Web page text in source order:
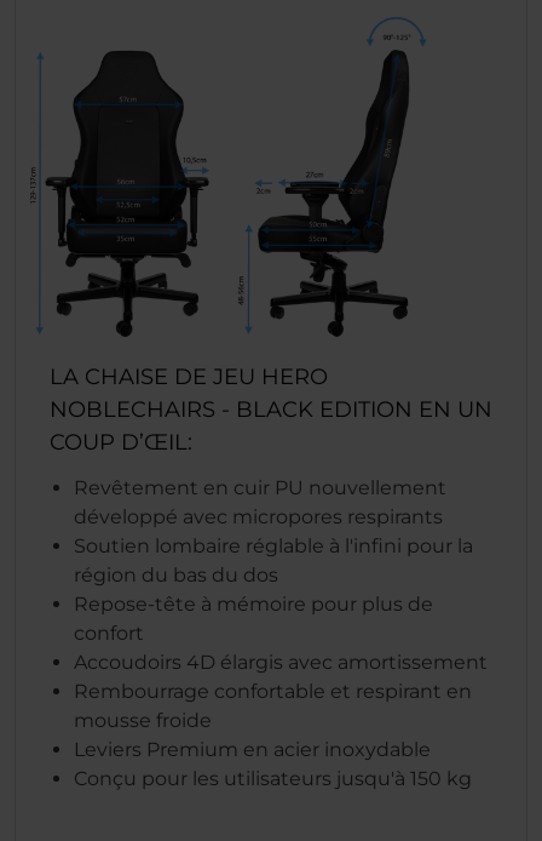
LA CHAISE DE JEU HERO
NOBLECHAIRS - BLACK EDITION EN UN
COUP D’ŒIL:
Revêtement en cuir PU nouvellement
développé avec micropores respirants
Soutien lombaire réglable à l'infini pour la
région du bas du dos
Repose-tête à mémoire pour plus de
confort
Accoudoirs 4D élargis avec amortissement
Rembourrage confortable et respirant en
mousse froide
Leviers Premium en acier inoxydable
Conçu pour les utilisateurs jusqu'à 150 kg